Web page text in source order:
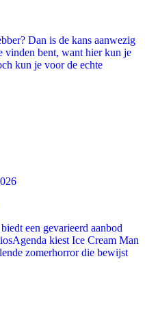
Dan is de kans aanwezig
vinden bent, want hier kun je
kun je voor de echte
een gevarieerd aanbod
kiest Ice Cream Man
zomerhorror die bewijst